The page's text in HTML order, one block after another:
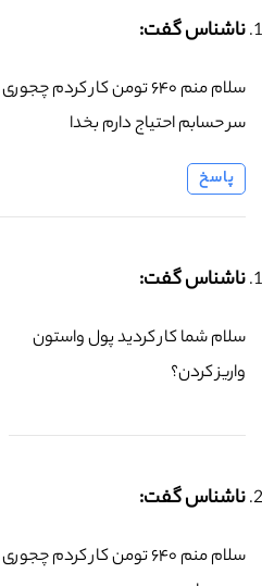
ناشناس گفت:
سلام منم ۶۴۰ تومن کار کردم
سر حسابم احتیاج دارم بخدا
پاسخ
ناشناس گفت:
سلام شما کار کردید پول واستون
واریز کردن؟
ناشناس گفت:
سلام منم ۶۴۰ تومن کار کردم